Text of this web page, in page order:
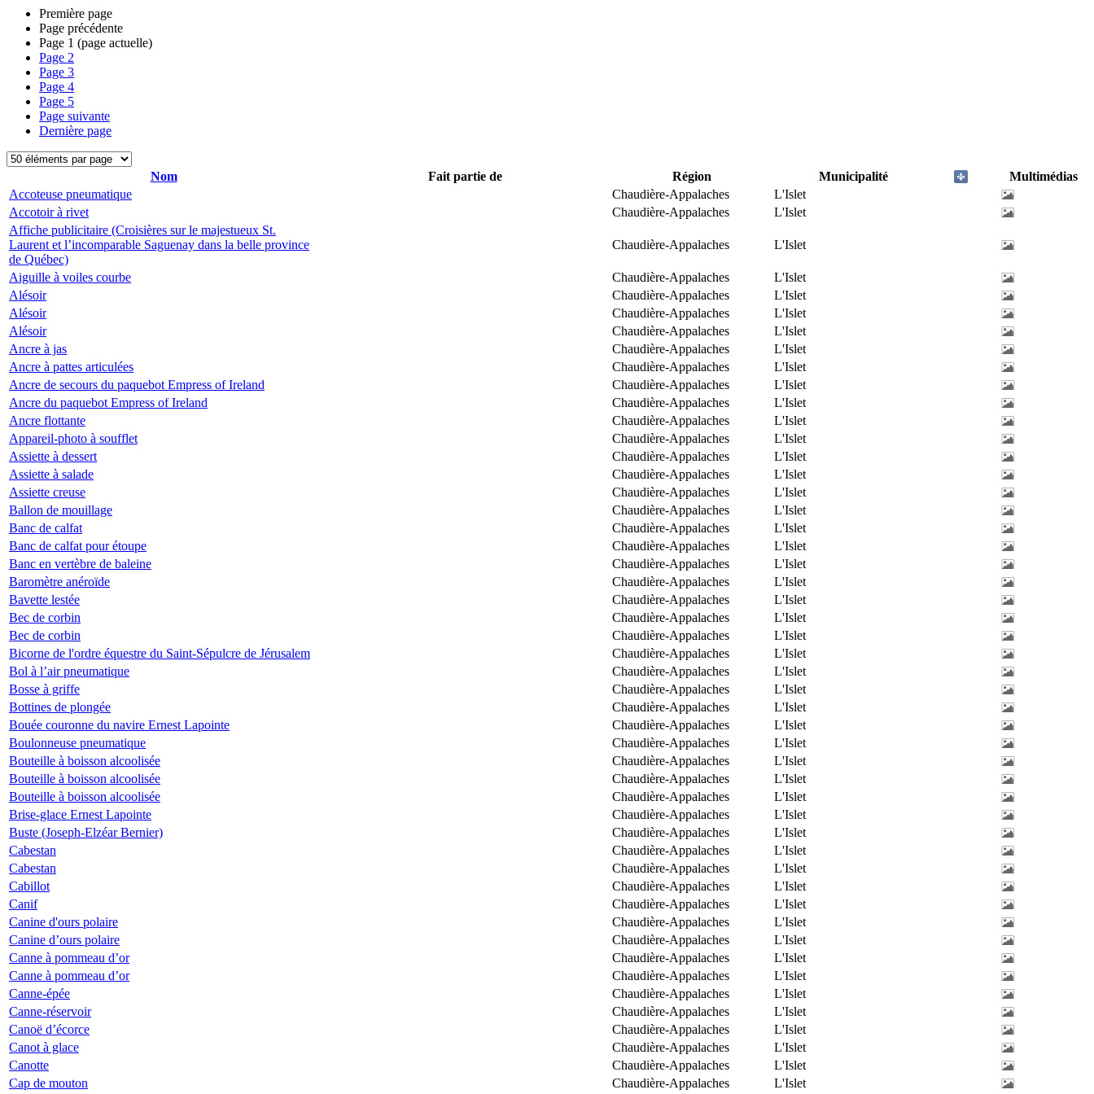
Première page
Page précédente
Page 1 (page actuelle)
Page 2
Page 3
Page 4
Page 5
Page suivante
Dernière page
Nom Fait partie de Région Municipalité
Multimédias
Accoteuse pneumatique
Chaudière-Appalaches
L'Islet
Accotoir à rivet
Chaudière-Appalaches
L'Islet
Affiche publicitaire (Croisières sur le majestueux St.
Laurent et l’incomparable Saguenay dans la belle province
de Québec)
Chaudière-Appalaches L'Islet
Aiguille à voiles courbe Chaudière-Appalaches
L'Islet
Alésoir
Chaudière-Appalaches
L'Islet
Alésoir
Chaudière-Appalaches
L'Islet
Alésoir
Chaudière-Appalaches
L'Islet
Ancre à jas
Chaudière-Appalaches
L'Islet
Ancre à pattes articulées
Chaudière-Appalaches
L'Islet
Ancre de secours du paquebot Empress of Ireland
Chaudière-Appalaches
L'Islet
Ancre du paquebot Empress of Ireland
Chaudière-Appalaches
L'Islet
Ancre flottante
Chaudière-Appalaches
L'Islet
Appareil-photo à soufflet
Chaudière-Appalaches
L'Islet
Assiette à dessert
Chaudière-Appalaches
L'Islet
Assiette à salade
Chaudière-Appalaches
L'Islet
Assiette creuse
Chaudière-Appalaches
L'Islet
Ballon de mouillage
Chaudière-Appalaches
L'Islet
Banc de calfat
Chaudière-Appalaches
L'Islet
Banc de calfat pour étoupe
Chaudière-Appalaches
L'Islet
Banc en vertèbre de baleine
Chaudière-Appalaches
L'Islet
Baromètre anéroïde
Chaudière-Appalaches
L'Islet
Bavette lestée
Chaudière-Appalaches
L'Islet
Bec de corbin
Chaudière-Appalaches
L'Islet
Bec de corbin
Chaudière-Appalaches
L'Islet
Bicorne de l'ordre équestre du Saint-Sépulcre de Jérusalem
Chaudière-Appalaches
L'Islet
Bol à l’air pneumatique
Chaudière-Appalaches
L'Islet
Bosse à griffe
Chaudière-Appalaches
L'Islet
Bottines de plongée
Chaudière-Appalaches
L'Islet
Bouée couronne du navire Ernest Lapointe
Chaudière-Appalaches
L'Islet
Boulonneuse pneumatique
Chaudière-Appalaches
L'Islet
Bouteille à boisson alcoolisée
Chaudière-Appalaches
L'Islet
Bouteille à boisson alcoolisée
Chaudière-Appalaches
L'Islet
Bouteille à boisson alcoolisée
Chaudière-Appalaches
L'Islet
Brise-glace Ernest Lapointe
Chaudière-Appalaches
L'Islet
Buste (Joseph-Elzéar Bernier)
Chaudière-Appalaches
L'Islet
Cabestan
Chaudière-Appalaches
L'Islet
Cabestan
Chaudière-Appalaches
L'Islet
Cabillot
Chaudière-Appalaches
L'Islet
Canif
Chaudière-Appalaches
L'Islet
Canine d'ours polaire
Chaudière-Appalaches
L'Islet
Canine d’ours polaire
Chaudière-Appalaches
L'Islet
Canne à pommeau d’or
Chaudière-Appalaches
L'Islet
Canne à pommeau d’or
Chaudière-Appalaches
L'Islet
Canne-épée
Chaudière-Appalaches
L'Islet
Canne-réservoir
Chaudière-Appalaches
L'Islet
Canoë d’écorce
Chaudière-Appalaches
L'Islet
Canot à glace
Chaudière-Appalaches
L'Islet
Canotte
Chaudière-Appalaches
L'Islet
Cap de mouton
Chaudière-Appalaches L'Islet